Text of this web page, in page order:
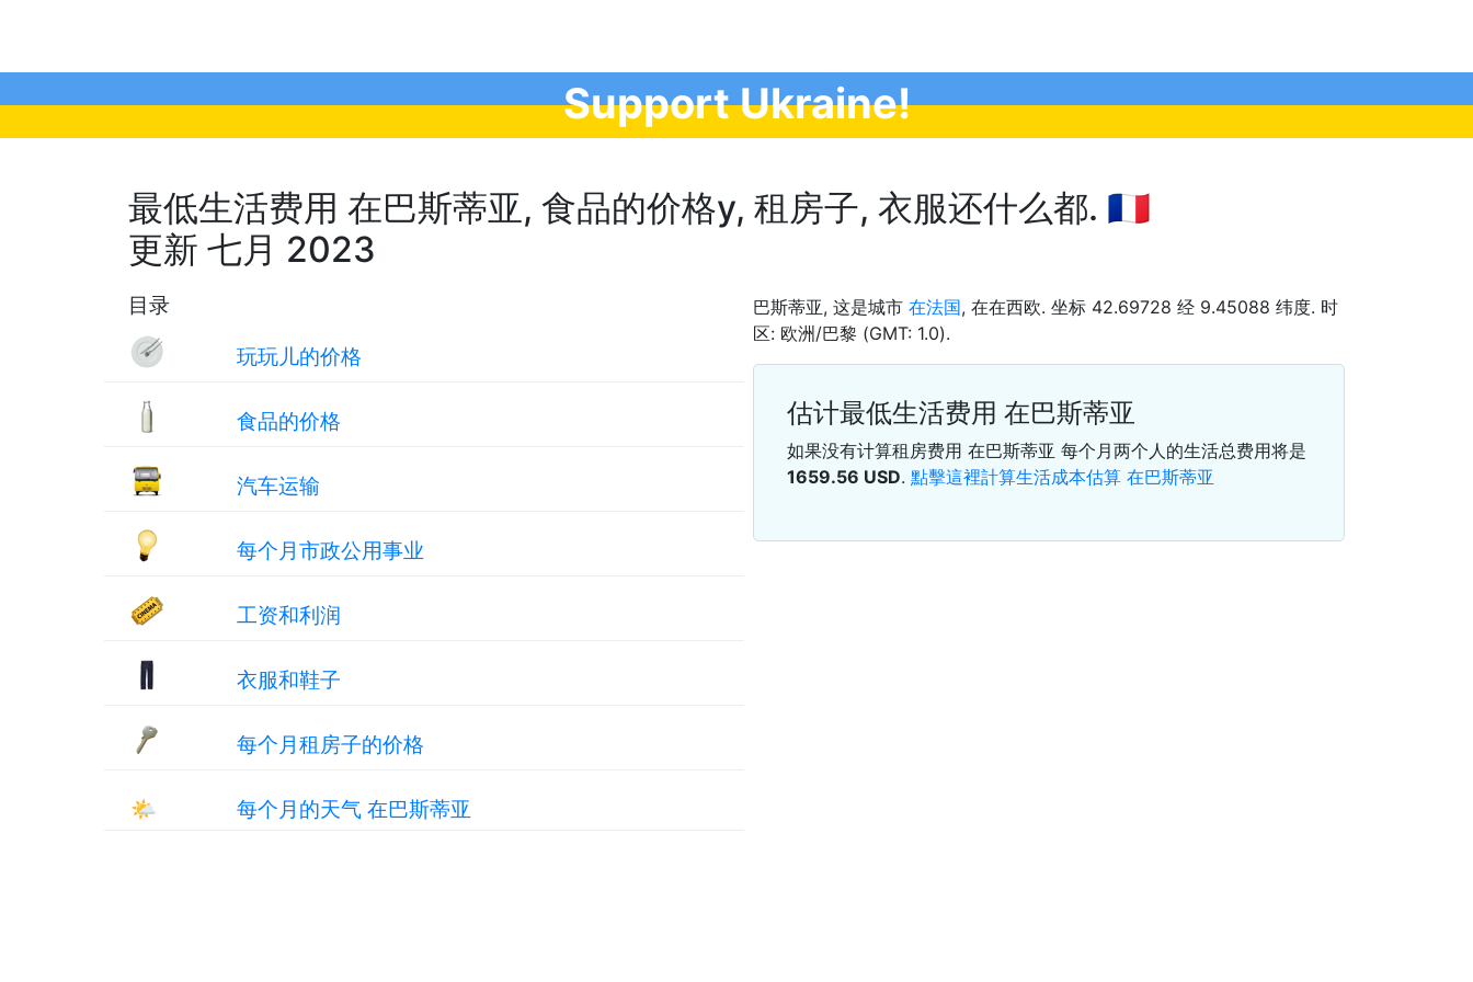
Support Ukraine!
最低生活费用 在巴斯蒂亚, 食品的价格у, 租房子, 衣服还什么都. 🇫🇷
更新 七月 2023
目录
玩玩儿的价格
食品的价格
汽车运输
每个月市政公用事业
工资和利润
衣服和鞋子
每个月租房子的价格
🌤 每个月的天气 在巴斯蒂亚
巴斯蒂亚, 这是城市 在法国, 在在西欧. 坐标 42.69728 经 9.45088 纬度. 时
区: 欧洲/巴黎 (GMT: 1.0).
估计最低生活费用 在巴斯蒂亚
如果没有计算租房费用 在巴斯蒂亚 每个月两个人的生活总费用将是
1659.56 USD. 點擊這裡計算生活成本估算 在巴斯蒂亚